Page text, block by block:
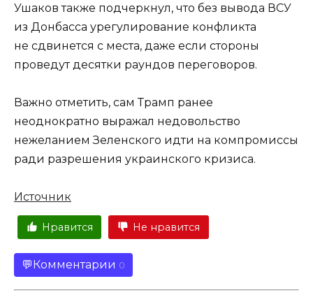
Ушаков также подчеркнул, что без вывода ВСУ
из Донбасса урегулирование конфликта
не сдвинется с места, даже если стороны
проведут десятки раундов переговоров.
Важно отметить, сам Трамп ранее
неоднократно выражал недовольство
нежеланием Зеленского идти на компромиссы
ради разрешения украинского кризиса.
Источник
Нравится Не нравится
Комментарии 0